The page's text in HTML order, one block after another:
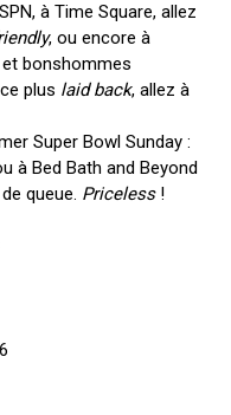
à Time Square, allez
, ou encore à
bonshommes
plus laid back, allez à
Super Bowl Sunday :
à Bed Bath and Beyond
queue. Priceless!